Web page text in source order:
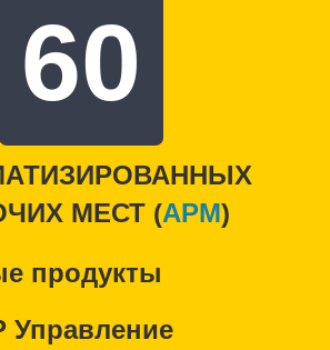
60
МЕСТ (APM)
продукты
Управление